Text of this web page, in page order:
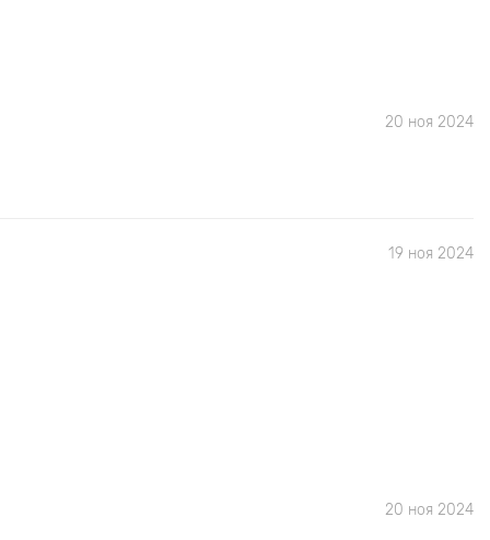
20 ноя 2024
19 ноя 2024
20 ноя 2024